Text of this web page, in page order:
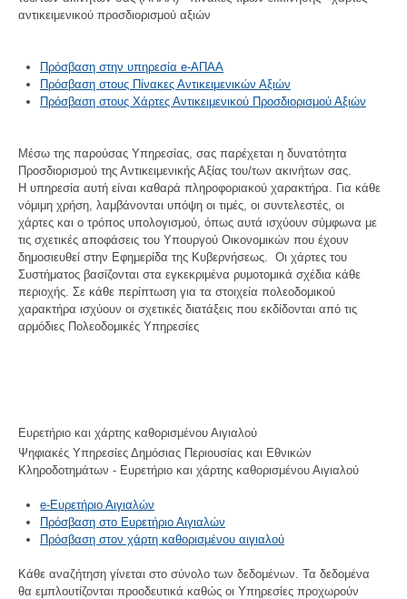
αντικειμενικού προσδιορισμού αξιών
Πρόσβαση στην υπηρεσία e-ΑΠΑΑ
Πρόσβαση στους Πίνακες Αντικειμενικών Αξιών
Πρόσβαση στους Χάρτες Αντικειμενικού Προσδιορισμού Αξιών
Μέσω της παρούσας Υπηρεσίας, σας παρέχεται η δυνατότητα
Προσδιορισμού της Αντικειμενικής Αξίας του/των ακινήτων σας.
Η υπηρεσία αυτή είναι καθαρά πληροφοριακού χαρακτήρα. Για κάθε
νόμιμη χρήση, λαμβάνονται υπόψη οι τιμές, οι συντελεστές, οι
χάρτες και ο τρόπος υπολογισμού, όπως αυτά ισχύουν σύμφωνα με
τις σχετικές αποφάσεις του Υπουργού Οικονομικών που έχουν
δημοσιευθεί στην Εφημερίδα της Κυβερνήσεως. Οι χάρτες του
Συστήματος βασίζονται στα εγκεκριμένα ρυμοτομικά σχέδια κάθε
περιοχής. Σε κάθε περίπτωση για τα στοιχεία πολεοδομικού
χαρακτήρα ισχύουν οι σχετικές διατάξεις που εκδίδονται από τις
αρμόδιες Πολεοδομικές Υπηρεσίες
Ευρετήριο και χάρτης καθορισμένου Αιγιαλού
Ψηφιακές Υπηρεσίες Δημόσιας Περιουσίας και Εθνικών
Κληροδοτημάτων - Ευρετήριο και χάρτης καθορισμένου Αιγιαλού
e-Ευρετήριο Αιγιαλών
Πρόσβαση στο Ευρετήριο Αιγιαλών
Πρόσβαση στον χάρτη καθορισμένου αιγιαλού
Κάθε αναζήτηση γίνεται στο σύνολο των δεδομένων. Τα δεδομένα
θα εμπλουτίζονται προοδευτικά καθώς οι Υπηρεσίες προχωρούν